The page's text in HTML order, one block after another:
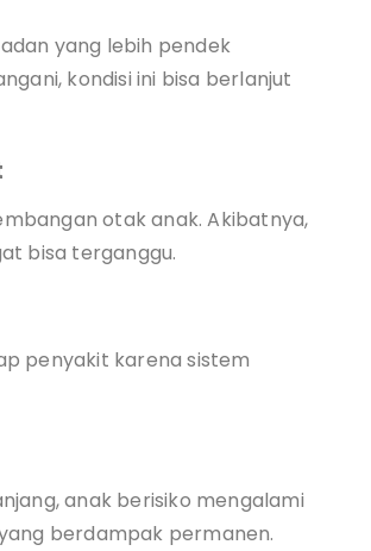
yang lebih pendek
kondisi ini bisa berlanjut
otak anak. Akibatnya,
bisa terganggu.
penyakit karena sistem
anak berisiko mengalami
berdampak permanen.